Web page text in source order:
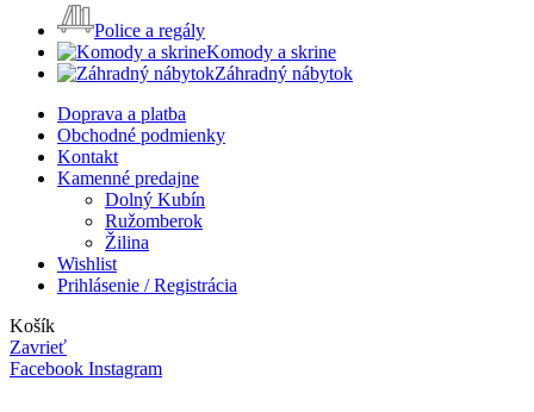
Police a regály
Komody a skrine
Záhradný nábytok
Doprava a platba
Obchodné podmienky
Kontakt
Kamenné predajne
Dolný Kubín
Ružomberok
Žilina
Wishlist
Prihlásenie / Registrácia
Košík
Zavrieť
Facebook Instagram